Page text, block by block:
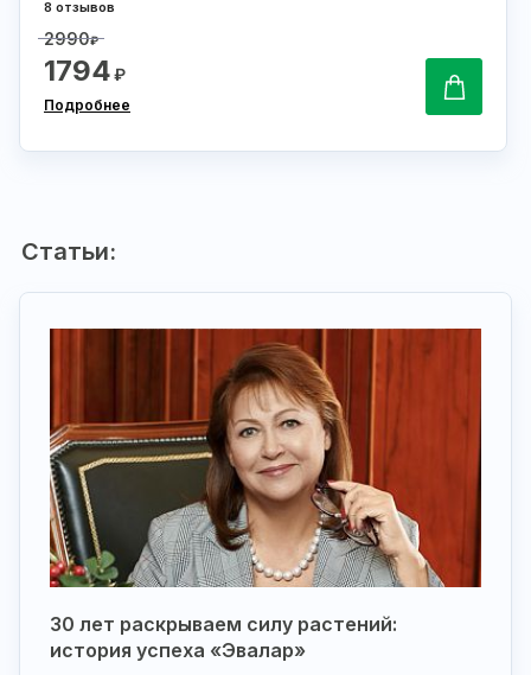
8 отзывов
2990₽
1794₽
Подробнее
Статьи:
30 лет раскрываем силу растений:
история успеха «Эвалар»